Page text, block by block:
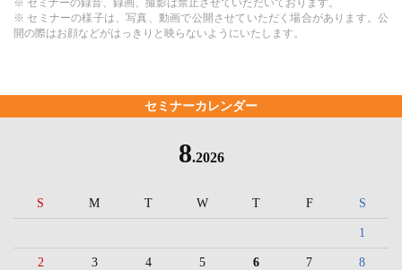
セミナーカレンダー
8.2026
S M T W T F S
1
2 3 4 5 6 7 8
セミナーの様子は、写真、動画で公開させていただく場合があります。公
開の際はお顔などがはっきりと映らないようにいたします。